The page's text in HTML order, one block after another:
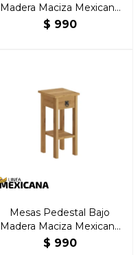
Madera Maciza Mexicana
Nogal
$ 990
Mesas Pedestal Bajo
Madera Maciza Mexicana
Natural
$ 990